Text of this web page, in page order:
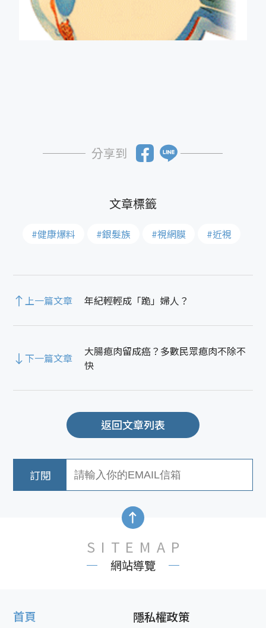
分享到
#健康爆料 #銀髮族 #視網膜 #近視
上一篇文章 年紀輕輕成「跪」婦人？
下一篇文章
大腸瘜肉留成癌？多數民眾瘜肉不除不
快
返回文章列表
SITEMAP
網站導覽
首頁 隱私權政策